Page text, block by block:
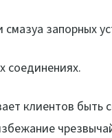
запорных
соединениях.
клиентов